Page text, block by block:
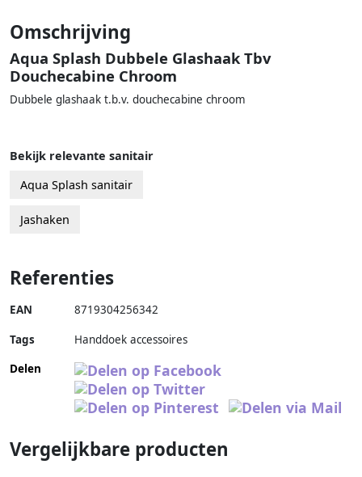
Omschrijving
Aqua Splash Dubbele Glashaak Tbv
Douchecabine Chroom
Dubbele glashaak t.b.v. douchecabine chroom
Bekijk relevante sanitair
Aqua Splash sanitair
Jashaken
Referenties
EAN 8719304256342
Tags
Handdoek accessoires
Delen
Vergelijkbare producten